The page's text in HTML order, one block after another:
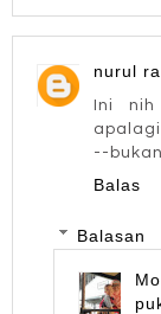
nurul
Ini
--
Balas
Balasan